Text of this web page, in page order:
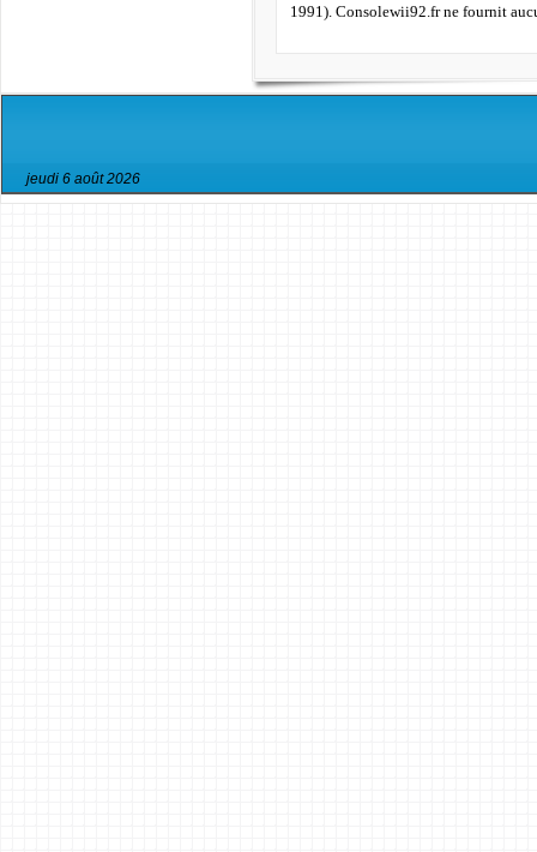
1991). Consolewii92.fr ne fournit
jeudi 6 août 2026